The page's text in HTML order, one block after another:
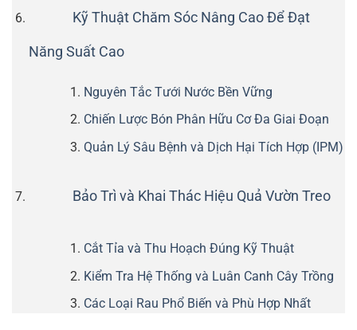
Kỹ Thuật Chăm Sóc Nâng Cao Để Đạt
Năng Suất Cao
Nguyên Tắc Tưới Nước Bền Vững
Chiến Lược Bón Phân Hữu Cơ Đa Giai Đoạn
Quản Lý Sâu Bệnh và Dịch Hại Tích Hợp (IPM)
Bảo Trì và Khai Thác Hiệu Quả Vườn Treo
Cắt Tỉa và Thu Hoạch Đúng Kỹ Thuật
Kiểm Tra Hệ Thống và Luân Canh Cây Trồng
Các Loại Rau Phổ Biến và Phù Hợp Nhất